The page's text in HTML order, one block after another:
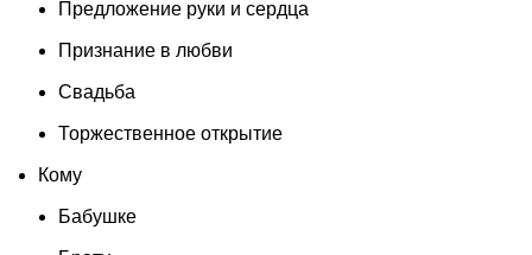
Предложение руки и сердца
Признание в любви
Свадьба
Торжественное открытие
Кому
Бабушке